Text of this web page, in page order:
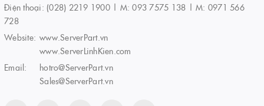
Điện thoại: (028) 2219 1900 | M: 093 7575 138 | M: 0971 566
728
Website: www.ServerPart.vn
www.ServerLinhKien.com
Email:
hotro@ServerPart.vn
Sales@ServerPart.vn